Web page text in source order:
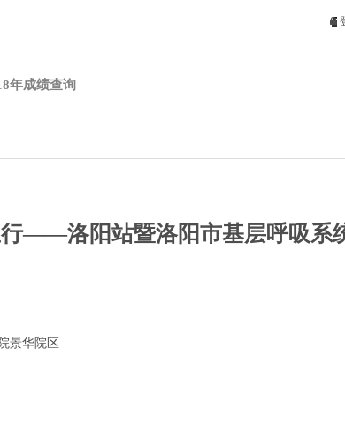
年成绩查询
——洛阳站暨洛阳市基层呼吸系
景华院区